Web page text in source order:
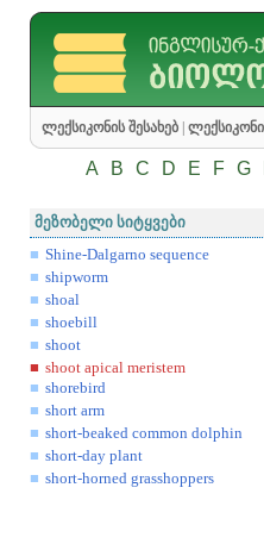
ლექსიკონის შესახებ
A B C D E F G
მეზობელი სიტყვები
Shine-Dalgarno sequence
shipworm
shoal
shoebill
shoot
shoot apical meristem
shorebird
short arm
short-beaked common dolphin
short-day plant
short-horned grasshoppers